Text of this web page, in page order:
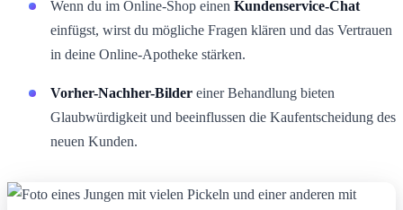
Wenn du im Online-Shop einen Kundenservice-Chat
einfügst, wirst du mögliche Fragen klären und das Vertrauen
in deine Online-Apotheke stärken.
Vorher-Nachher-Bilder einer Behandlung bieten
Glaubwürdigkeit und beeinflussen die Kaufentscheidung des
neuen Kunden.